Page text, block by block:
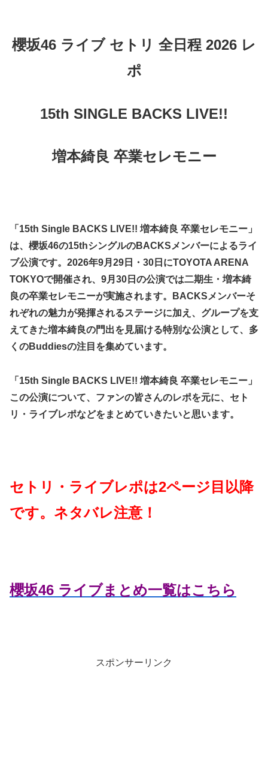
櫻坂46 ライブ セトリ 全日程 2026 レ
ポ
15th SINGLE BACKS LIVE!!
増本綺良 卒業セレモニー
「15th Single BACKS LIVE!! 増本綺良 卒業セレモニー」
は、櫻坂46の15thシングルのBACKSメンバーによるライ
ブ公演です。2026年9月29日・30日にTOYOTA ARENA
TOKYOで開催され、9月30日の公演では二期生・増本綺
良の卒業セレモニーが実施されます。BACKSメンバーそ
れぞれの魅力が発揮されるステージに加え、グループを支
えてきた増本綺良の門出を見届ける特別な公演として、多
くのBuddiesの注目を集めています。
「15th Single BACKS LIVE!! 増本綺良 卒業セレモニー」
この公演について、ファンの皆さんのレポを元に、セト
リ・ライブレポなどをまとめていきたいと思います。
セトリ・ライブレポは2ページ目以降
です。ネタバレ注意！
櫻坂46 ライブまとめ一覧はこちら
スポンサーリンク